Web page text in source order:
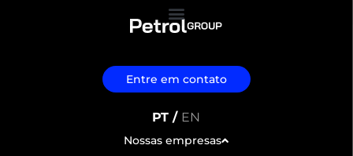
Entre em contato
PT / EN
Nossas empresas